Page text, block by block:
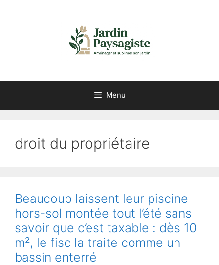
Menu
droit du propriétaire
Beaucoup laissent leur piscine
hors-sol montée tout l’été sans
savoir que c’est taxable : dès 10
m², le fisc la traite comme un
bassin enterré